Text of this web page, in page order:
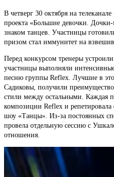
В четверг 30 октября на
проекта «Большие девочки.
знаком танцев. Участницы
призом стал иммунитет на
Перед конкурсом тренеры
участницы выполняли
песню группы Reflex. Лучшие в
Садиковы, получили
стили между остальными. Каждая
композиции Reflex и
шоу «Танцы». Из-за постоянных
провела отдельную сессию с
отношения.